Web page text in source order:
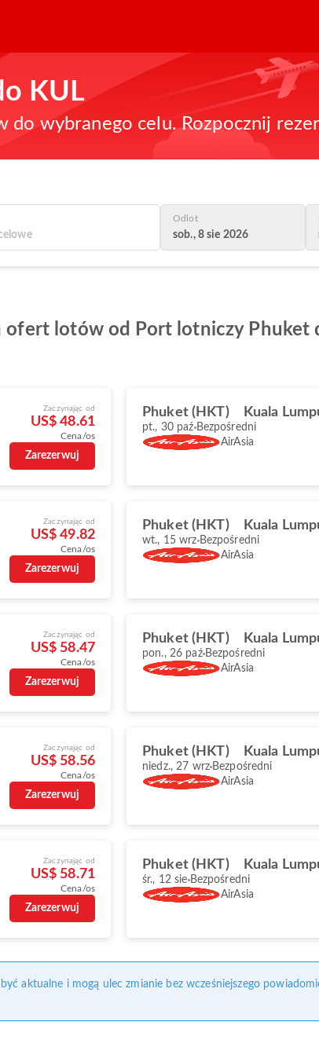
KUL
wybranego celu. Rozpocznij
Odlot
sob., 8 sie 2026
ofert lotów od Port lotniczy Phuket
Zaczynając od
US$ 48.61
Cena/os
Zarezerwuj
Phuket (HKT) Kuala
pt., 30 paź Bezpośredni
AirAsia
Zaczynając od
US$ 49.82
Cena/os
Zarezerwuj
Phuket (HKT) Kuala
wt., 15 wrz Bezpośredni
AirAsia
Zaczynając od
US$ 58.47
Cena/os
Zarezerwuj
Phuket (HKT) Kuala
pon., 26 paź Bezpośredni
AirAsia
Zaczynając od
US$ 58.56
Cena/os
Zarezerwuj
Phuket (HKT) Kuala
niedz., 27 wrz Bezpośredni
AirAsia
Zaczynając od
US$ 58.71
Cena/os
Zarezerwuj
Phuket (HKT) Kuala
śr., 12 sie Bezpośredni
AirAsia
aktualne i mogą ulec zmianie bez wcześniejszego